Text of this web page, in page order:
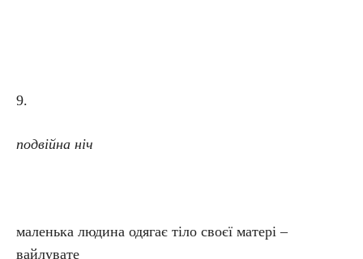
9.
подвійна ніч
маленька людина одягає тіло своєї матері –
вайлувате